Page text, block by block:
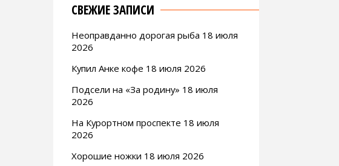
СВЕЖИЕ ЗАПИСИ
Неоправданно дорогая рыба 18 июля
2026
Купил Анке кофе 18 июля 2026
Подсели на «За родину» 18 июля
2026
На Курортном проспекте 18 июля
2026
Хорошие ножки 18 июля 2026